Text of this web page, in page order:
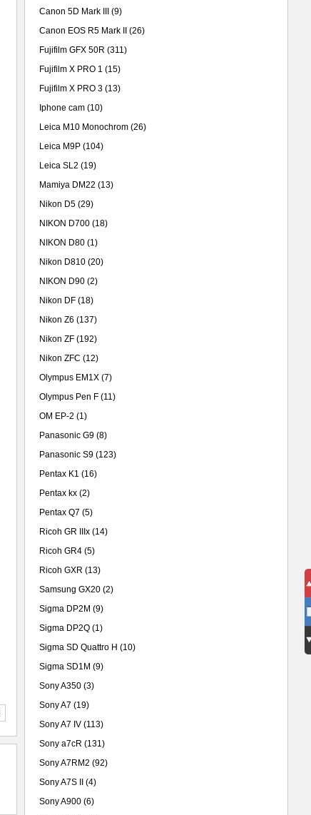
Canon 5D Mark III
(9)
Canon EOS R5 Mark II
(26)
Fujifilm GFX 50R (311)
Fujifilm X PRO 1 (15)
Fujifilm X PRO 3 (13)
Iphone cam (10)
Leica M10 Monochrom (26)
Leica M9P (104)
Leica SL2 (19)
Mamiya DM22 (13)
Nikon D5 (29)
NIKON D700 (18)
NIKON D80 (1)
Nikon D810 (20)
NIKON D90 (2)
Nikon DF (18)
Nikon Z6 (137)
Nikon ZF (192)
Nikon ZFC (12)
Olympus EM1X (7)
Olympus Pen F (11)
OM EP-2 (1)
Panasonic G9 (8)
Panasonic S9 (123)
Pentax K1 (16)
Pentax kx (2)
Pentax Q7 (5)
Ricoh GR IIIx (14)
Ricoh GR4 (5)
Ricoh GXR (13)
Samsung GX20 (2)
Sigma DP2M (9)
Sigma DP2Q (1)
Sigma SD Quattro H (10)
Sigma SD1M (9)
Sony A350 (3)
Sony A7 (19)
Sony A7 IV (113)
Sony a7cR (131)
Sony A7RM2 (92)
Sony A7S II
(4)
Sony A900 (6)